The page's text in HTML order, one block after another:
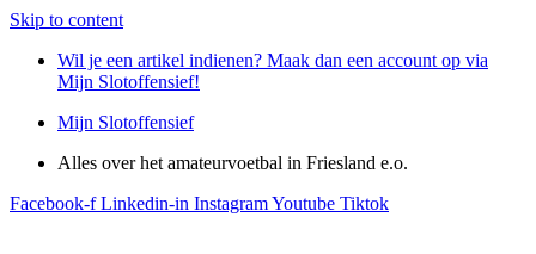
Skip to content
Wil je een artikel indienen? Maak dan een account op via
Mijn Slotoffensief!
Mijn Slotoffensief
Alles over het amateurvoetbal in Friesland e.o.
Facebook-f Linkedin-in InstagramYoutube Tiktok